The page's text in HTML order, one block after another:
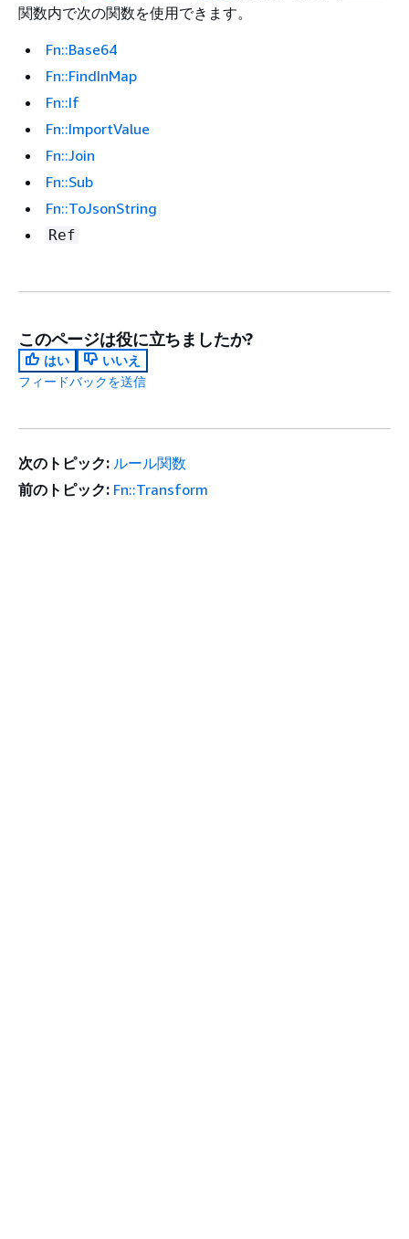
関数内で次の関数を使用できます。
Fn::Base64
Fn::FindInMap
Fn::If
Fn::ImportValue
Fn::Join
Fn::Sub
Fn::ToJsonString
Ref
このページは役に立ちましたか?
はい
いいえ
フィードバックを送信
次のトピック: ルール関数
前のトピック: Fn::Transform